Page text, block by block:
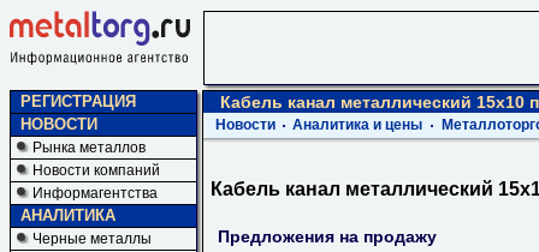
РЕГИСТРАЦИЯ
НОВОСТИ
Рынка металлов
Новости компаний
Информагентства
АНАЛИТИКА
Черные металлы
Кабель канал металлический 15х10
Новости Аналитика и цены
Кабель канал металлический
Предложения на продажу